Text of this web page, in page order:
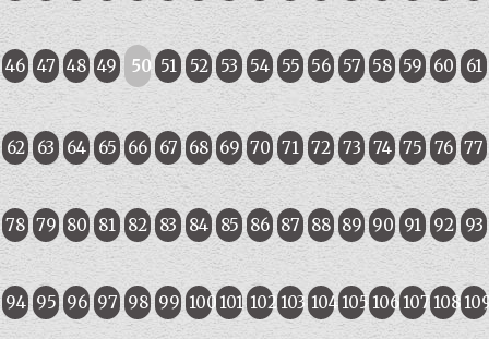
46 47 48 49 50 51 52 53 54 55 56 57 58 59 60 61
62 63 64 65 66 67 68 69 70 71 72 73 74 75 76 77
78 79 80 81 82 83 84 85 86 87 88 89 90 91 92 93
94 95 96 97 98 99 100101 102 103 104 105 106 107 108